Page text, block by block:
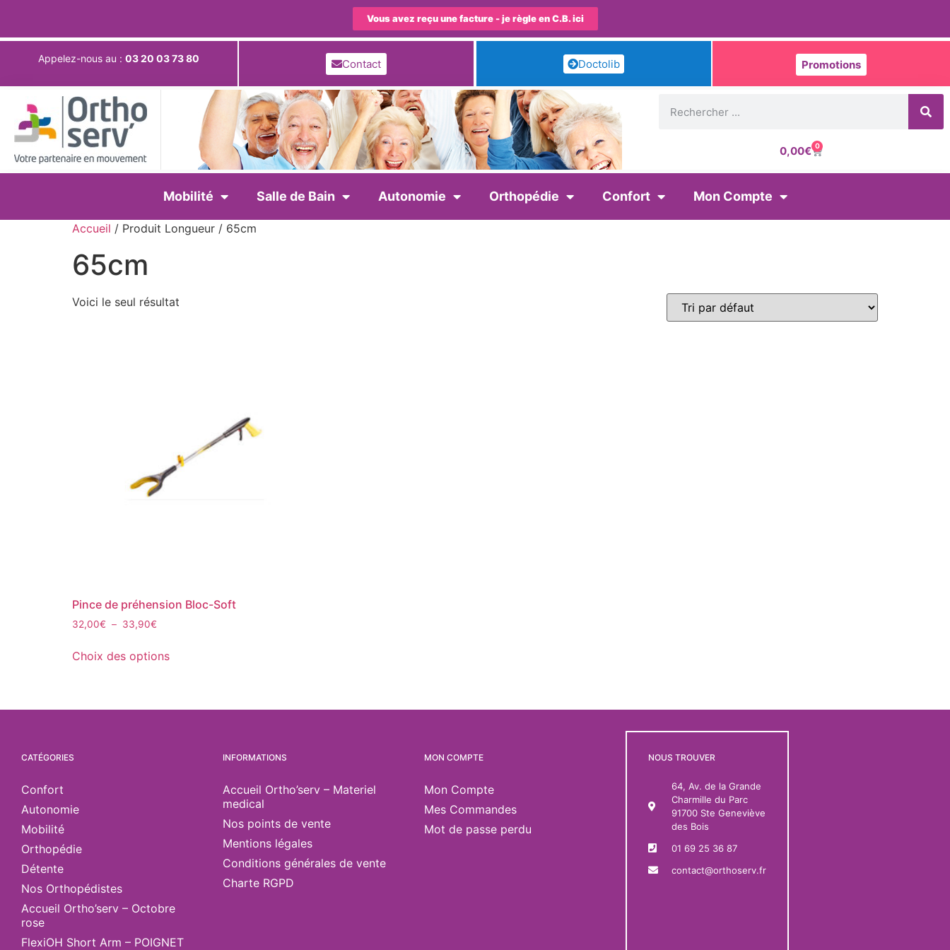
Vous avez reçu une facture - je règle en C.B. ici
Appelez-nous au : 03 20 03 73 80 Contact Doctolib Promotions
0,00€ 0
Mobilité Salle de Bain Autonomie Orthopédie Confort Mon Compte
Accueil / Produit Longueur / 65cm
65cm
Voici le seul résultat
Pince de préhension Bloc-Soft
32,00€ – 33,90€
Choix des options
CATÉGORIES
Confort
Autonomie
Mobilité
Orthopédie
Détente
Nos Orthopédistes
Accueil Ortho’serv – Octobre
rose
FlexiOH Short Arm – POIGNET
INFORMATIONS
Accueil Ortho’serv – Materiel
medical
Nos points de vente
Mentions légales
Conditions générales de vente
Charte RGPD
MON COMPTE
Mon Compte
Mes Commandes
Mot de passe perdu
NOUS TROUVER
64, Av. de la Grande
Charmille du Parc
91700 Ste Geneviève
des Bois
01 69 25 36 87
contact@orthoserv.fr